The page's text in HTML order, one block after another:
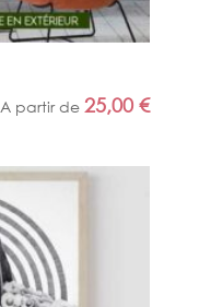
A partir de 25,00€